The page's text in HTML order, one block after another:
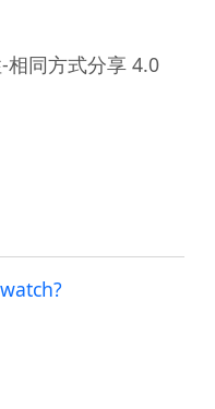
相同方式分享 4.0